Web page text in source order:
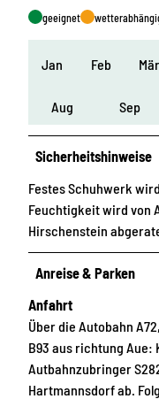
geeignet
Jan Feb Mär
Aug Sep
Sicherheitshinweise
Festes Schuhwerk
Feuchtigkeit wird von
Hirschenstein
Anreise & Parken
Anfahrt
Über die Autobahn
B93 aus richtung Aue:
Autbahnzubringer
Hartmannsdorf ab.